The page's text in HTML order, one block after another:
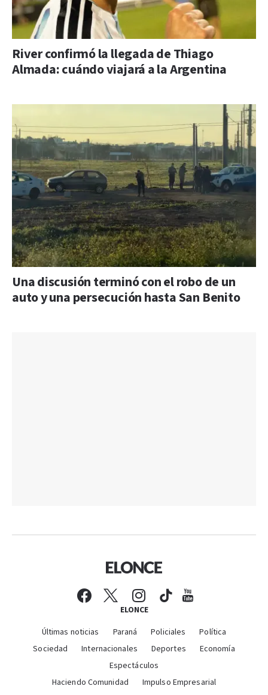
River confirmó la llegada de Thiago
Almada: cuándo viajará a la Argentina
Una discusión terminó con el robo de un
auto y una persecución hasta San Benito
ELONCE
Últimas noticias Paraná Policiales
Política
Sociedad
Internacionales Deportes
Economía
Espectáculos
Haciendo Comunidad
Impulso Empresarial